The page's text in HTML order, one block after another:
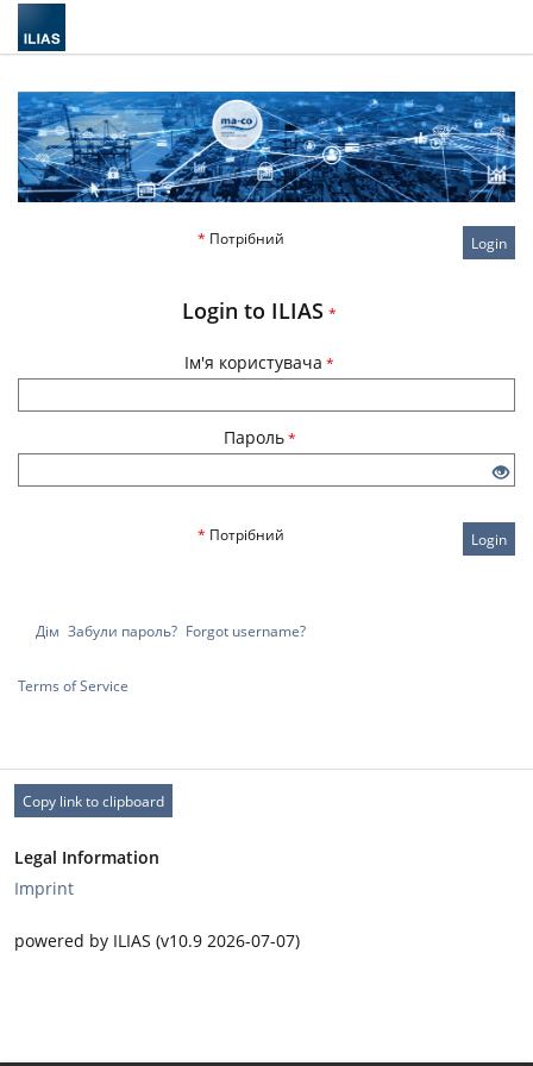
Login
* Потрібний
Login to ILIAS *
Ім'я користувача *
Пароль *
* Потрібний Login
Дім Забули пароль? Forgot username?
Terms of Service
Copy link to clipboard
Legal Information
Imprint
powered by ILIAS (v10.9 2026-07-07)